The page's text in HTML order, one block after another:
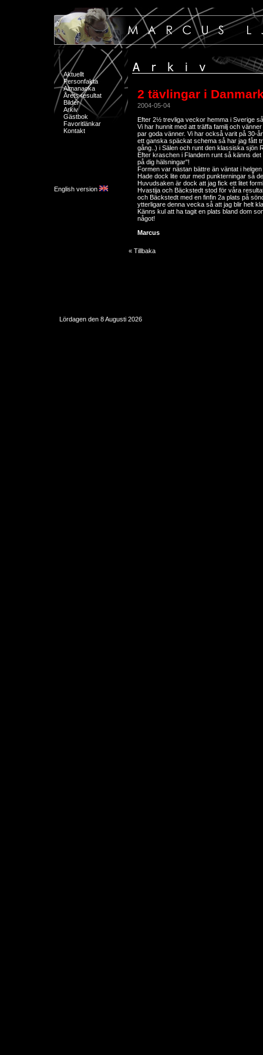
Aktuellt
Personfakta
Almanacka
Årets resultat
Bilder
Arkiv
Gästbok
Favoritlänkar
Kontakt
English version
2 tävlingar i
2004-05-04
Efter 2½ trevliga veckor hemma i Sverige
Vi har hunnit med att träffa familj och
par goda vänner. Vi har också varit på 30-
ett ganska späckat schema så har jag fått
gång..) i Sälen och runt den klassiska sjön
Efter kraschen i Flandern runt så känns
på dig hälsningar"!
Formen var nästan bättre än väntat i
Hade dock lite otur med punkterningar så
Huvudsaken är dock att jag fick ett litet
Hvastija och Bäckstedt stod för våra
och Bäckstedt med en finfin 2a plats på
ytterligare denna vecka så att jag blir helt
Känns kul att ha tagit en plats bland dom
något!
Marcus
« Tillbaka
Lördagen den 8 Augusti 2026